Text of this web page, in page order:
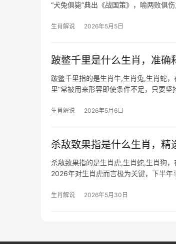
“犬兔俱毙”典出《战国策》，喻两败俱
生肖解说 2026年5月5日
跛鳖千里是什么生肖，准确
跛鳖千里指的是生肖牛,生肖兔,生肖蛇
里”常被用来形容即使条件不足，只要
生肖解说 2026年5月6日
杀敌致果指是什么生肖，精
杀敌致果指的是生肖虎,生肖蛇,生肖狗
2026年对生肖虎而言极为关键，下半
生肖解说 2026年5月30日